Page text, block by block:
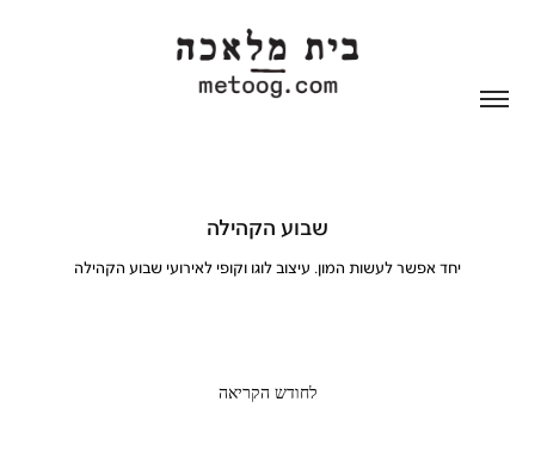
שבוע הקהילה
יחד אפשר לעשות המון. עיצוב לוגו וקופי לאירועי שבוע הקהילה
לחודש הקריאה